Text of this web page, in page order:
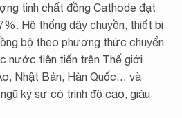
tinh chất đồng Cathode đạt
Hệ thống dây chuyền, thiết bị
bộ theo phương thức chuyển
nước tiên tiến trên Thế giới
Nhật Bản, Hàn Quốc… và
kỹ sư có trình độ cao, giàu